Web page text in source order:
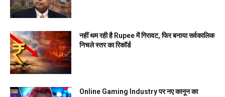
नहीं थम रही है Rupee में गिरावट, फिर बनाया सर्वकालिक
निचले स्तर का रिकॉर्ड
Online Gaming Industry पर नए कानून का